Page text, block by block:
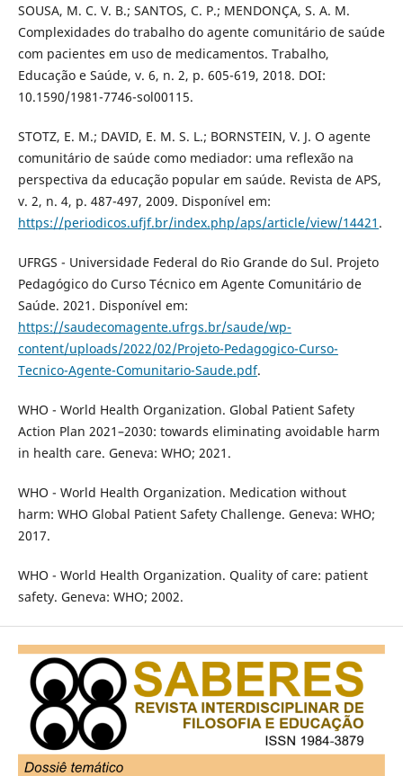
SOUSA, M. C. V. B.; SANTOS, C. P.; MENDONÇA, S. A. M.
Complexidades do trabalho do agente comunitário de saúde
com pacientes em uso de medicamentos. Trabalho,
Educação e Saúde, v. 6, n. 2, p. 605-619, 2018. DOI:
10.1590/1981-7746-sol00115.
STOTZ, E. M.; DAVID, E. M. S. L.; BORNSTEIN, V. J. O agente
comunitário de saúde como mediador: uma reflexão na
perspectiva da educação popular em saúde. Revista de APS,
v. 2, n. 4, p. 487-497, 2009. Disponível em:
https://periodicos.ufjf.br/index.php/aps/article/view/14421 .
UFRGS - Universidade Federal do Rio Grande do Sul. Projeto
Pedagógico do Curso Técnico em Agente Comunitário de
Saúde. 2021. Disponível em:
https://saudecomagente.ufrgs.br/saude/wp-
content/uploads/2022/02/Projeto-Pedagogico-Curso-
Tecnico-Agente-Comunitario-Saude.pdf.
WHO - World Health Organization. Global Patient Safety
Action Plan 2021–2030: towards eliminating avoidable harm
in health care. Geneva: WHO; 2021.
WHO - World Health Organization. Medication without
harm: WHO Global Patient Safety Challenge. Geneva: WHO;
2017.
WHO - World Health Organization. Quality of care: patient
safety. Geneva: WHO; 2002.